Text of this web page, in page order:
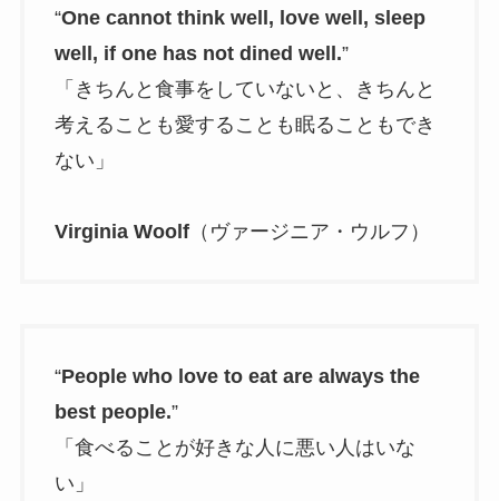
“One cannot think well, love well, sleep
well, if one has not dined well.”
「きちんと食事をしていないと、きちんと
考えることも愛することも眠ることもでき
ない」
Virginia Woolf（ヴァージニア・ウルフ）
“People who love to eat are always the
best people.”
「食べることが好きな人に悪い人はいな
い」